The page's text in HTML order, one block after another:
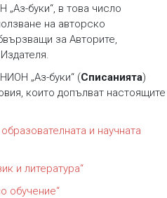
буки“, в това число
на авторско
за Авторите,
„Аз-буки“ (Списанията)
които допълват настоящите
и научната
и литература“
обучение“